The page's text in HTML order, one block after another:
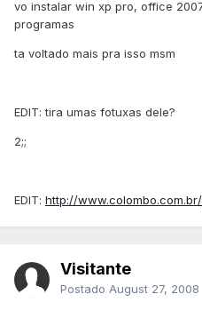
vo instalar win xp pro, office
programas
ta voltado mais pra isso msm
EDIT: tira umas fotuxas dele?
2;;
EDIT: http://
Visitante
Postado August 27, 2008